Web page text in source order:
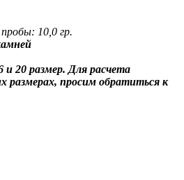
10,0 гр.
и 20 размер. Для расчета
размерах, просим обратиться к